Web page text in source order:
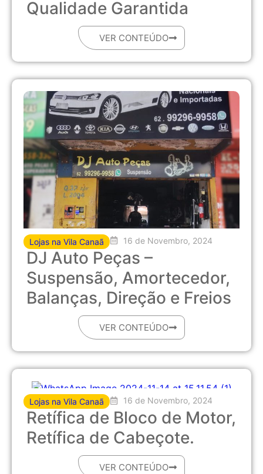
Qualidade Garantida
VER CONTEÚDO
Lojas na Vila Canaã 16 de Novembro, 2024
DJ Auto Peças –
Suspensão, Amortecedor,
Balanças, Direção e Freios
VER CONTEÚDO
Lojas na Vila Canaã 16 de Novembro, 2024
Retífica de Bloco de Motor,
Retífica de Cabeçote.
VER CONTEÚDO